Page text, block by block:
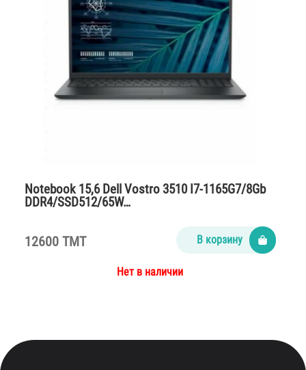
Notebook 15,6 Dell Vostro 3510 I7-1165G7/8Gb
DDR4/SSD512/65W…
12600 TMT В корзину
Нет в наличии